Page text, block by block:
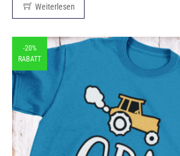
Weiterlesen
-20%
RABATT